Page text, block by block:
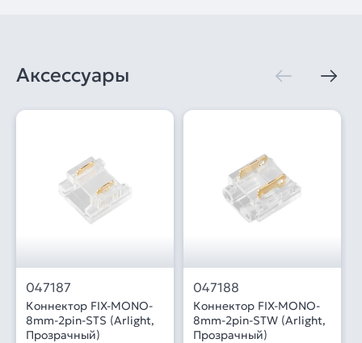
Аксессуары
047187
Коннектор FIX-MONO-
8mm-2pin-STS (Arlight,
Прозрачный)
047188
Коннектор FIX-MONO-
8mm-2pin-STW (Arlight,
Прозрачный)